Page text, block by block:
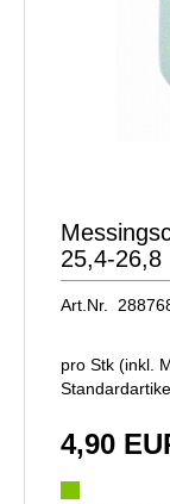
25,4-26,8
Art.Nr.
pro Stk (inkl.
4,90